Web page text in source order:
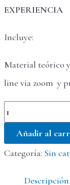
EXPERIENCIA
Incluye:
Material teórico
line via zoom y
Guardianas
lo
Añadir al
Categoría: Sin
Descripción